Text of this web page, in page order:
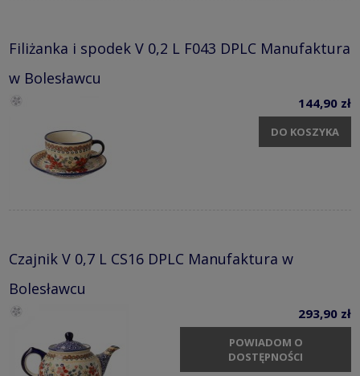
Filiżanka i spodek V 0,2 L F043 DPLC Manufaktura
w Bolesławcu
144,90 zł
DO KOSZYKA
Czajnik V 0,7 L CS16 DPLC Manufaktura w
Bolesławcu
293,90 zł
POWIADOM O
DOSTĘPNOŚCI